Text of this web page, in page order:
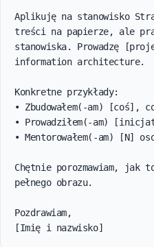
Aplikuję na stanowisko
treści na papierze, ale
stanowiska. Prowadzę
information architecture.
Konkretne przykłady:
• Zbudowałem(-am)
• Prowadziłem(-am)
• Mentorowałem(-am) [N]
Chętnie porozmawiam, jak
pełnego obrazu.
Pozdrawiam,
[Imię i nazwisko]